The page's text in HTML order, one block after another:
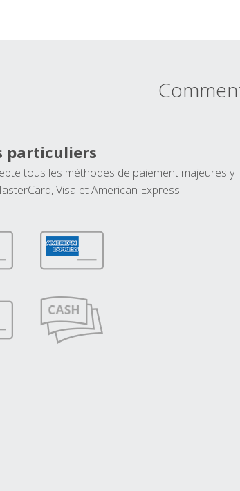
particuliers
tous les méthodes de paiement majeures y
Visa et American Express.